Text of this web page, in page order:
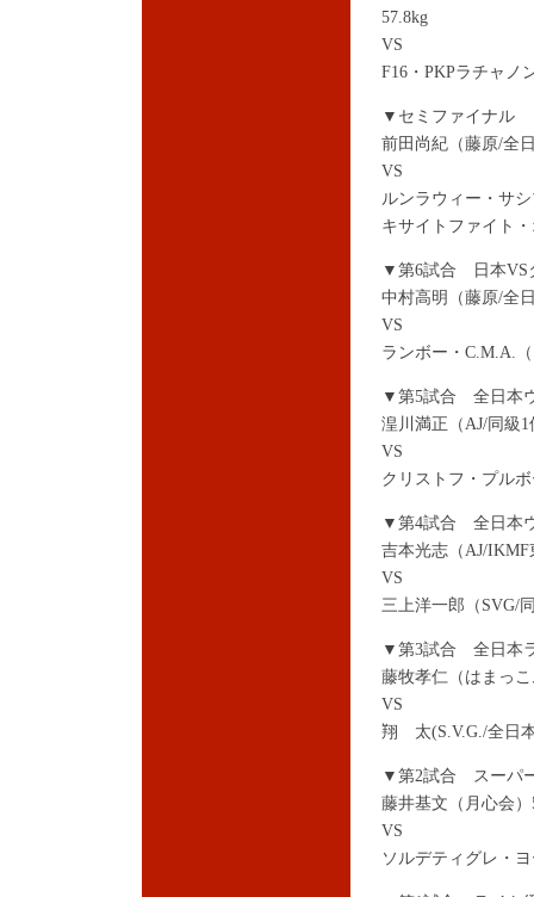
57.8kg
VS
F16・PKPラチャノ
▼セミファイナル
前田尚紀（藤原/全
VS
ルンラウィー・サ
キサイトファイト
▼第6試合 日本
中村高明（藤原/全
VS
ランボー・C.M.A.
▼第5試合 全日本
湟川満正（AJ/同級1
VS
クリストフ・プル
▼第4試合 全日本
吉本光志（AJ/IKMF
VS
三上洋一郎（SVG/
▼第3試合 全日本
藤牧孝仁（はまっ
VS
翔 太(S.V.G./全日
▼第2試合 スーパ
藤井基文（月心会）
VS
ソルデティグレ・